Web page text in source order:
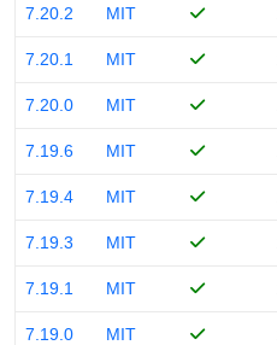
7.20.2 MIT
7.20.1 MIT
7.20.0 MIT
7.19.6 MIT
7.19.4 MIT
7.19.3 MIT
7.19.1 MIT
7.19.0 MIT